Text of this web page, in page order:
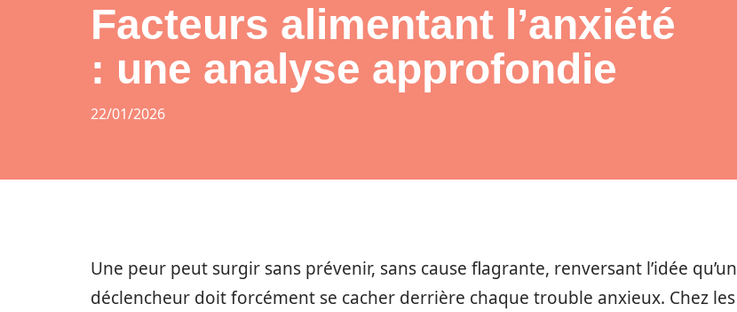
Facteurs alimentant l’anxiété
: une analyse approfondie
22/01/2026
Une peur peut surgir sans prévenir, sans cause flagrante, renversant l’idée qu’un
déclencheur doit forcément se cacher derrière chaque trouble anxieux. Chez les